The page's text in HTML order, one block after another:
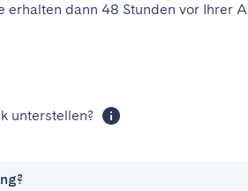
erhalten dann 48 Stunden vor Ihrer
unterstellen?